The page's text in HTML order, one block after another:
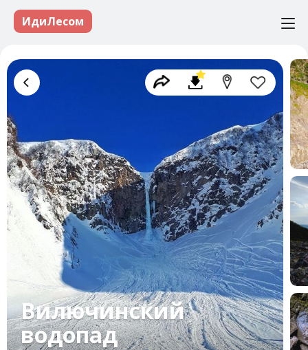
ИдиЛесом
Вилючинский
водопад